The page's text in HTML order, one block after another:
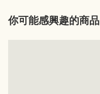
你可能感興趣的商品